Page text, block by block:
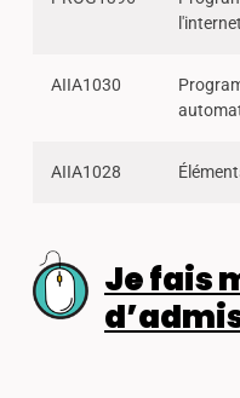
AIIA1030
AIIA1028
Je fais